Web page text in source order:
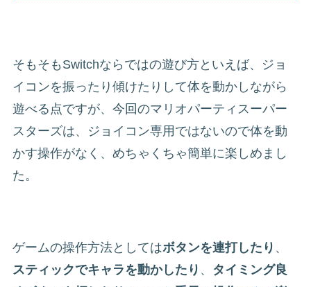
そもそもSwitchならではの遊び方といえば、ジョ
イコンを振ったり傾けたりして体を動かしながら
遊べる点ですが、今回のマリオパーティスーパー
スターズは、ジョイコン専用ではないので体を動
かす操作がなく、めちゃくちゃ簡単に楽しめまし
た。
ゲームの操作方法としてはボタンを連打したり 、
スティックでキャラを動かしたり 、 タイミング良